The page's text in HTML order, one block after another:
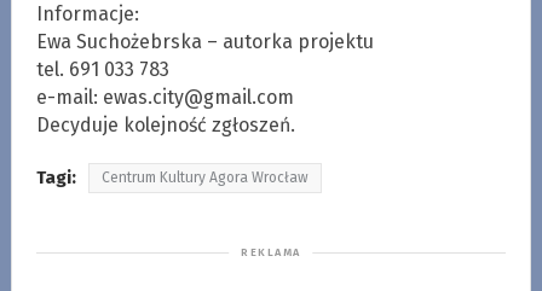
Informacje:
Ewa Suchożebrska – autorka projektu
tel. 691 033 783
e-mail: ewas.city@gmail.com
Decyduje kolejność zgłoszeń.
Tagi: Centrum Kultury Agora Wrocław